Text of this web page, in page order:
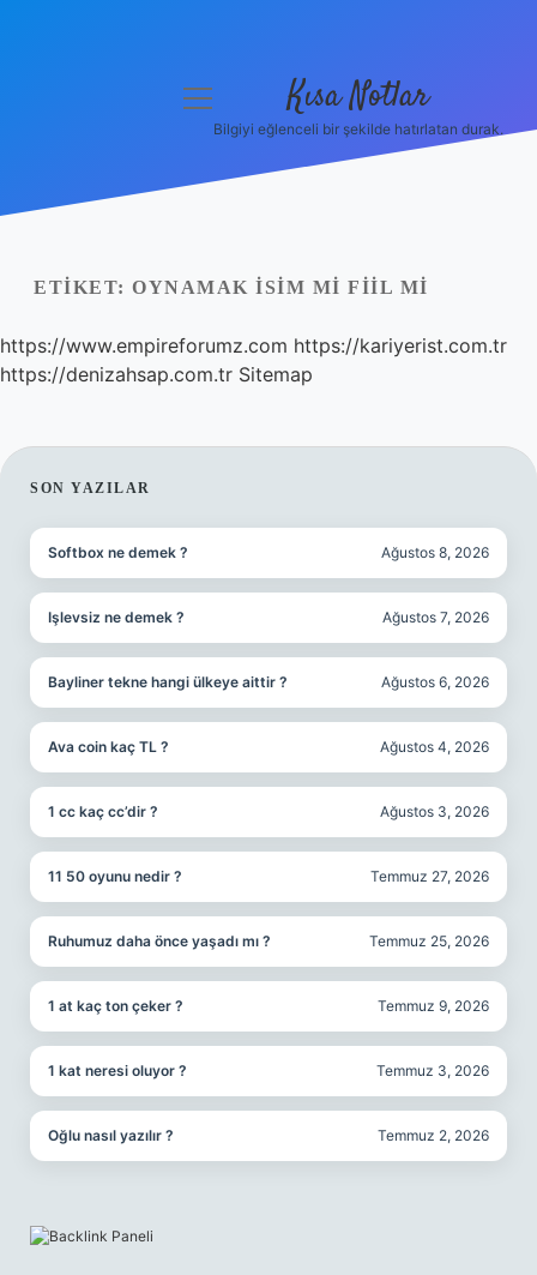
Yasal Uyarı
Hakkımızda
menüyü
Kısa Notlar
Bilgiyi eğlenceli bir şekilde hatırlatan durak.
ETIKET: OYNAMAK ISIM MI FIIL MI
https://www.empireforumz.com https://kariyerist.com.tr
https://denizahsap.com.tr Sitemap
SIDEBAR
SON YAZILAR
Softbox ne demek ? Ağustos 8, 2026
Işlevsiz ne demek ? Ağustos 7, 2026
Bayliner tekne hangi ülkeye aittir ? Ağustos 6, 2026
Ava coin kaç TL ? Ağustos 4, 2026
1 cc kaç cc’dir ? Ağustos 3, 2026
11 50 oyunu nedir ? Temmuz 27, 2026
Ruhumuz daha önce yaşadı mı ? Temmuz 25, 2026
1 at kaç ton çeker ? Temmuz 9, 2026
1 kat neresi oluyor ? Temmuz 3, 2026
Oğlu nasıl yazılır ? Temmuz 2, 2026